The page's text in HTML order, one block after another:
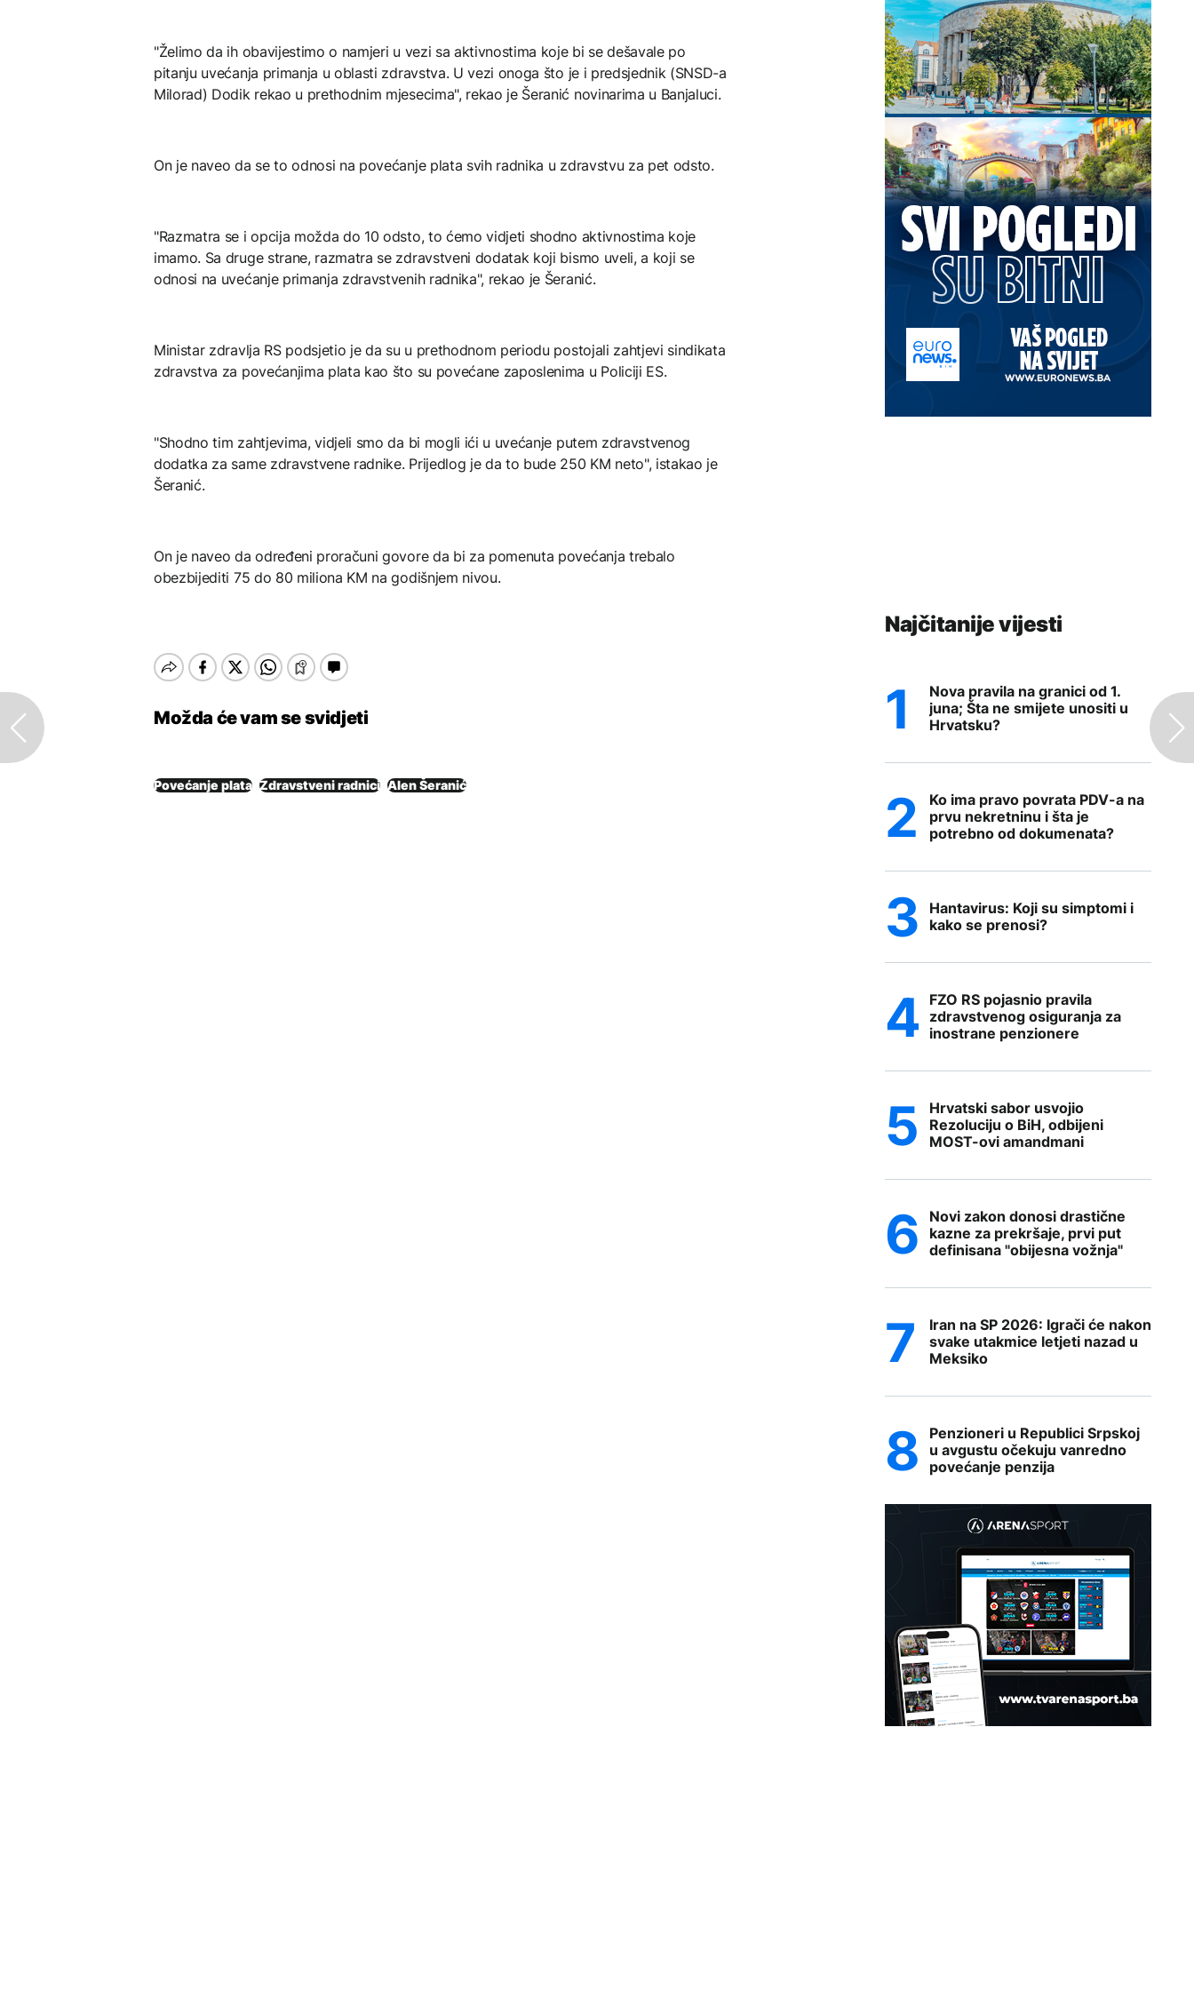
"Želimo da ih obavijestimo o namjeri u vezi sa aktivnostima koje bi se dešavale po
pitanju uvećanja primanja u oblasti zdravstva. U vezi onoga što je i predsjednik (SNSD-a
Milorad) Dodik rekao u prethodnim mjesecima", rekao je Šeranić novinarima u Banjaluci.
On je naveo da se to odnosi na povećanje plata svih radnika u zdravstvu za pet odsto.
"Razmatra se i opcija možda do 10 odsto, to ćemo vidjeti shodno aktivnostima koje
imamo. Sa druge strane, razmatra se zdravstveni dodatak koji bismo uveli, a koji se
odnosi na uvećanje primanja zdravstvenih radnika", rekao je Šeranić.
Ministar zdravlja RS podsjetio je da su u prethodnom periodu postojali zahtjevi sindikata
zdravstva za povećanjima plata kao što su povećane zaposlenima u Policiji ES.
"Shodno tim zahtjevima, vidjeli smo da bi mogli ići u uvećanje putem zdravstvenog
dodatka za same zdravstvene radnike. Prijedlog je da to bude 250 KM neto", istakao je
Šeranić.
On je naveo da određeni proračuni govore da bi za pomenuta povećanja trebalo
obezbijediti 75 do 80 miliona KM na godišnjem nivou.
Možda će vam se svidjeti
Povećanje plata Zdravstveni radnici Alen Šeranić
Najčitanije vijesti
Nova pravila na granici od 1.
juna; Šta ne smijete unositi u
Hrvatsku?
Ko ima pravo povrata PDV-a na
prvu nekretninu i šta je
potrebno od dokumenata?
Hantavirus: Koji su simptomi i
kako se prenosi?
FZO RS pojasnio pravila
zdravstvenog osiguranja za
inostrane penzionere
Hrvatski sabor usvojio
Rezoluciju o BiH, odbijeni
MOST-ovi amandmani
Novi zakon donosi drastične
kazne za prekršaje, prvi put
definisana "obijesna vožnja"
Iran na SP 2026: Igrači će nakon
svake utakmice letjeti nazad u
Meksiko
Penzioneri u Republici Srpskoj
u avgustu očekuju vanredno
povećanje penzija